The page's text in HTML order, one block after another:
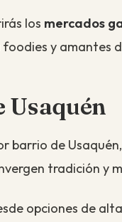
los mercados
foodies y amantes
Usaquén
barrio de
tradición y
opciones de